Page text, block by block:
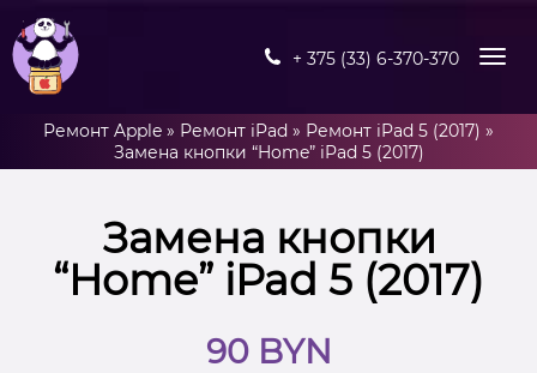
+ 375 (33) 6-370-370
Ремонт Apple » Ремонт iPad » Ремонт iPad 5 (2017) »
Замена кнопки “Home” iPad 5 (2017)
Замена кнопки
“Home” iPad 5 (2017)
90 BYN